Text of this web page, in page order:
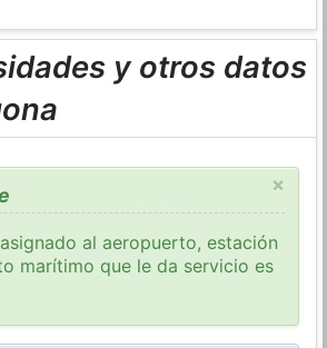
y otros datos
×
asignado al aeropuerto, estación
marítimo que le da servicio es